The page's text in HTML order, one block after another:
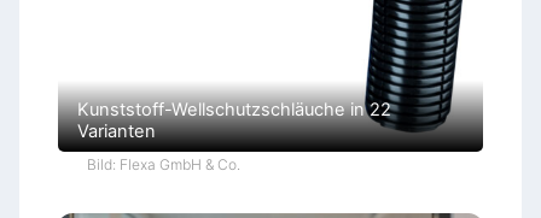
Kunststoff-Wellschutzschläuche in 22
Varianten
Bild: Flexa GmbH & Co.